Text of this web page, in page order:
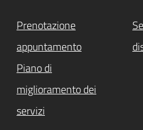
Prenotazione
appuntamento
Piano di
miglioramento dei
servizi